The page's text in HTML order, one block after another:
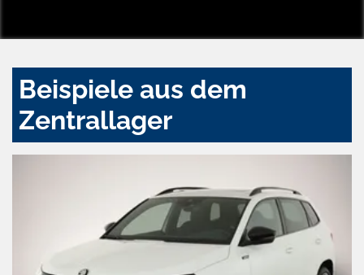
Beispiele aus dem
Zentrallager